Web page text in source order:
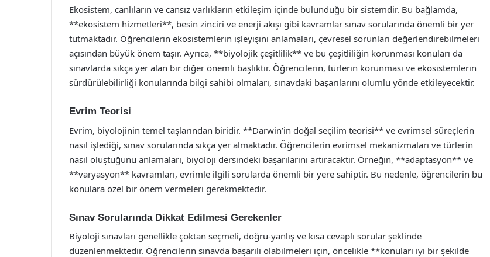
Ekosistem, canlıların ve cansız varlıkların etkileşim içinde bulunduğu bir sistemdir. Bu bağlamda,
**ekosistem hizmetleri**, besin zinciri ve enerji akışı gibi kavramlar sınav sorularında önemli bir yer
tutmaktadır. Öğrencilerin ekosistemlerin işleyişini anlamaları, çevresel sorunları değerlendirebilmeleri
açısından büyük önem taşır. Ayrıca, **biyolojik çeşitlilik** ve bu çeşitliliğin korunması konuları da
sınavlarda sıkça yer alan bir diğer önemli başlıktır. Öğrencilerin, türlerin korunması ve ekosistemlerin
sürdürülebilirliği konularında bilgi sahibi olmaları, sınavdaki başarılarını olumlu yönde etkileyecektir.
Evrim Teorisi
Evrim, biyolojinin temel taşlarından biridir. **Darwin’in doğal seçilim teorisi** ve evrimsel süreçlerin
nasıl işlediği, sınav sorularında sıkça yer almaktadır. Öğrencilerin evrimsel mekanizmaları ve türlerin
nasıl oluştuğunu anlamaları, biyoloji dersindeki başarılarını artıracaktır. Örneğin, **adaptasyon** ve
**varyasyon** kavramları, evrimle ilgili sorularda önemli bir yere sahiptir. Bu nedenle, öğrencilerin bu
konulara özel bir önem vermeleri gerekmektedir.
Sınav Sorularında Dikkat Edilmesi Gerekenler
Biyoloji sınavları genellikle çoktan seçmeli, doğru-yanlış ve kısa cevaplı sorular şeklinde
düzenlenmektedir. Öğrencilerin sınavda başarılı olabilmeleri için, öncelikle **konuları iyi bir şekilde